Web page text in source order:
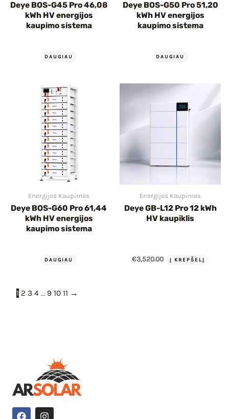
Deye BOS-G45 Pro 46,08
kWh HV energijos
kaupimo sistema
DAUGIAU
Deye BOS-G50 Pro 51,20
kWh HV energijos
kaupimo sistema
DAUGIAU
Energijos Kaupimas
Deye BOS-G60 Pro 61,44
kWh HV energijos
kaupimo sistema
DAUGIAU
Energijos Kaupimas
Deye GB-L12 Pro 12 kWh
HV kaupiklis
€3,520.00 Į KREPŠELĮ
1 2 3 4 … 9 10 11 →
F
I